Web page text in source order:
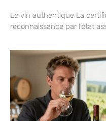
Le vin authentique La
reconnaissance par l’état